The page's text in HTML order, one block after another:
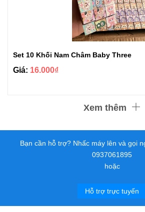
Set 10 Khối Nam Châm Baby Three
Giá: 16.000₫
Xem thêm
Bạn cần hỗ trợ? Nhấc máy lên và gọi
0937061895
hoặc
Hỗ trợ trực tuyến